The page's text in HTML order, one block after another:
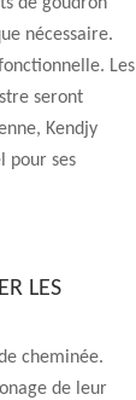
nécessaire.
Les
seront
Kendjy
pour ses
LES
cheminée.
de leur